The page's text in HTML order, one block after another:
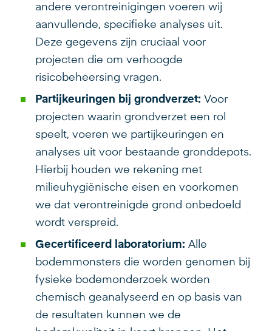
andere verontreinigingen voeren wij
aanvullende, specifieke analyses uit.
Deze gegevens zijn cruciaal voor
projecten die om verhoogde
risicobeheersing vragen.
Partijkeuringen bij grondverzet: Voor
projecten waarin grondverzet een rol
speelt, voeren we partijkeuringen en
analyses uit voor bestaande gronddepots.
Hierbij houden we rekening met
milieuhygiënische eisen en voorkomen
we dat verontreinigde grond onbedoeld
wordt verspreid.
Gecertificeerd laboratorium: Alle
bodemmonsters die worden genomen bij
fysieke bodemonderzoek worden
chemisch geanalyseerd en op basis van
de resultaten kunnen we de